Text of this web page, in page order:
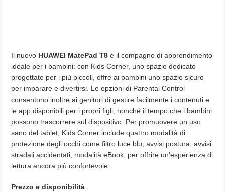
Il nuovo HUAWEI MatePad T8 è il compagno di apprendimento
ideale per i bambini: con Kids Corner, uno spazio dedicato
progettato per i più piccoli, offre ai bambini uno spazio sicuro
per imparare e divertirsi. Le opzioni di Parental Control
consentono inoltre ai genitori di gestire facilmente i contenuti e
le app disponibili per i propri figli, nonché il tempo che i bambini
possono trascorrere sul dispositivo. Per promuovere un uso
sano del tablet, Kids Corner include quattro modalità di
protezione degli occhi come filtro luce blu, avvisi postura, avvisi
stradali accidentati, modalità eBook, per offrire un’esperienza di
lettura ancora più confortevole.
Prezzo e disponibilità